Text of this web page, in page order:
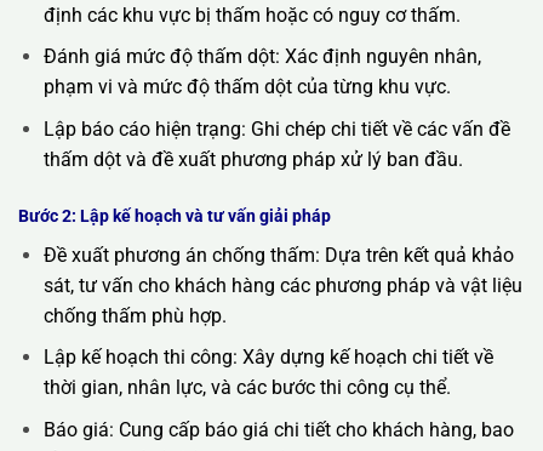
định các khu vực bị thấm hoặc có nguy cơ thấm.
Đánh giá mức độ thấm dột: Xác định nguyên nhân,
phạm vi và mức độ thấm dột của từng khu vực.
Lập báo cáo hiện trạng: Ghi chép chi tiết về các vấn đề
thấm dột và đề xuất phương pháp xử lý ban đầu.
Bước 2: Lập kế hoạch và tư vấn giải pháp
Đề xuất phương án chống thấm: Dựa trên kết quả khảo
sát, tư vấn cho khách hàng các phương pháp và vật liệu
chống thấm phù hợp.
Lập kế hoạch thi công: Xây dựng kế hoạch chi tiết về
thời gian, nhân lực, và các bước thi công cụ thể.
Báo giá: Cung cấp báo giá chi tiết cho khách hàng, bao